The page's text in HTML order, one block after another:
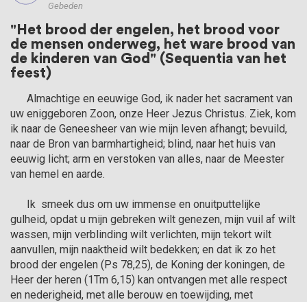
Gebeden
"Het brood der engelen, het brood voor
de mensen onderweg, het ware brood van
de kinderen van God" (Sequentia van het
feest)
Almachtige en eeuwige God, ik nader het sacrament van
uw eniggeboren Zoon, onze Heer Jezus Christus. Ziek, kom
ik naar de Geneesheer van wie mijn leven afhangt; bevuild,
naar de Bron van barmhartigheid; blind, naar het huis van
eeuwig licht; arm en verstoken van alles, naar de Meester
van hemel en aarde.
Ik  smeek dus om uw immense en onuitputtelijke
gulheid, opdat u mijn gebreken wilt genezen, mijn vuil af wilt
wassen, mijn verblinding wilt verlichten, mijn tekort wilt
aanvullen, mijn naaktheid wilt bedekken; en dat ik zo het
brood der engelen (Ps 78,25), de Koning der koningen, de
Heer der heren (1Tm 6,15) kan ontvangen met alle respect
en nederigheid, met alle berouw en toewijding, met